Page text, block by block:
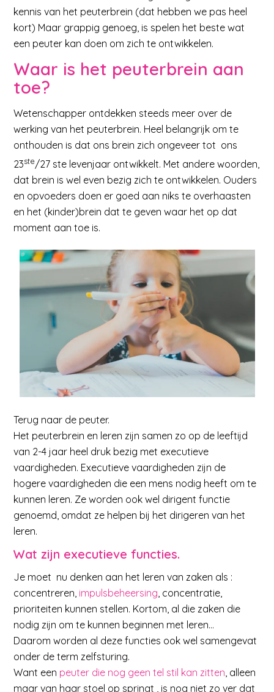
kennis van het peuterbrein (dat hebben we pas heel
kort) Maar grappig genoeg, is spelen het beste wat
een peuter kan doen om zich te ontwikkelen.
Waar is het peuterbrein aan
toe?
Wetenschapper ontdekken steeds meer over de
werking van het peuterbrein. Heel belangrijk om te
onthouden is dat ons brein zich ongeveer tot ons
23ste/27 ste levenjaar ontwikkelt. Met andere woorden,
dat brein is wel even bezig zich te ontwikkelen. Ouders
en opvoeders doen er goed aan niks te overhaasten
en het (kinder)brein dat te geven waar het op dat
moment aan toe is.
Terug naar de peuter.
Het peuterbrein en leren zijn samen zo op de leeftijd
van 2-4 jaar heel druk bezig met executieve
vaardigheden. Executieve vaardigheden zijn de
hogere vaardigheden die een mens nodig heeft om te
kunnen leren. Ze worden ook wel dirigent functie
genoemd, omdat ze helpen bij het dirigeren van het
leren.
Wat zijn executieve functies.
Je moet nu denken aan het leren van zaken als :
concentreren, impulsbeheersing, concentratie,
prioriteiten kunnen stellen. Kortom, al die zaken die
nodig zijn om te kunnen beginnen met leren…
Daarom worden al deze functies ook wel samengevat
onder de term zelfsturing.
Want een peuter die nog geen tel stil kan zitten, alleen
maar van haar stoel op springt , is nog niet zo ver dat